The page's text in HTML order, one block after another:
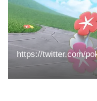
https://twitter.com/